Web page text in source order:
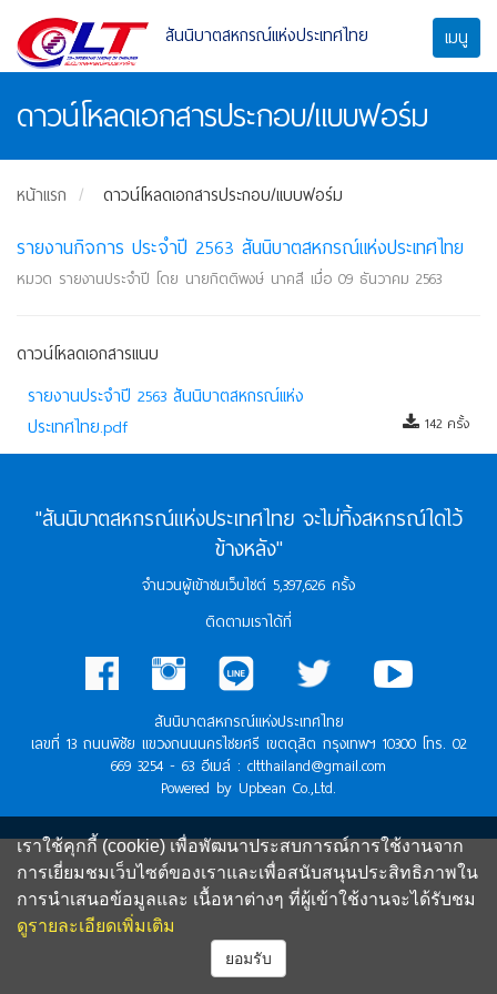
สันนิบาตสหกรณ์แห่งประเทศไทย เมนู
ดาวน์โหลดเอกสารประกอบ/แบบฟอร์ม
หน้าแรก ดาวน์โหลดเอกสารประกอบ/แบบฟอร์ม
รายงานกิจการ ประจำปี 2563 สันนิบาตสหกรณ์แห่งประเทศไทย
หมวด รายงานประจำปี โดย นายกิตติพงษ์ นาคสี เมื่อ 09 ธันวาคม 2563
ดาวน์โหลดเอกสารแนบ
รายงานประจำปี 2563 สันนิบาตสหกรณ์แห่ง
ประเทศไทย.pdf
142 ครั้ง
"สันนิบาตสหกรณ์แห่งประเทศไทย จะไม่ทิ้งสหกรณ์ใดไว้
ข้างหลัง"
จำนวนผู้เข้าชมเว็บไซต์ 5,397,626 ครั้ง
ติดตามเราได้ที่
สันนิบาตสหกรณ์แห่งประเทศไทย
เลขที่ 13 ถนนพิชัย แขวงถนนนครไชยศรี เขตดุสิต กรุงเทพฯ 10300 โทร. 02
669 3254 - 63 อีเมล์ : cltthailand@gmail.com
Powered by Upbean Co.,Ltd.
เราใช้คุกกี้ (cookie) เพื่อพัฒนาประสบการณ์การใช้งานจาก
การเยี่ยมชมเว็บไซต์ของเราและเพื่อสนับสนุนประสิทธิภาพใน
การนำเสนอข้อมูลและ เนื้อหาต่างๆ ที่ผู้เข้าใช้งานจะได้รับชม
ดูรายละเอียดเพิ่มเติม
ยอมรับ